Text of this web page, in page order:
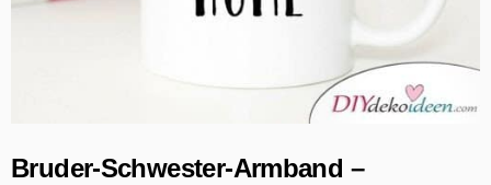
Bruder-Schwester-Armband –